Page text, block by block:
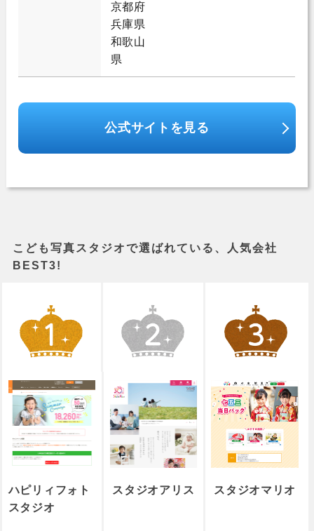
京都府
兵庫県
和歌山
県
公式サイトを見る
こども写真スタジオで選ばれている、人気会社
BEST3!
ハピリィフォト
スタジオ
スタジオアリス スタジオマリオ